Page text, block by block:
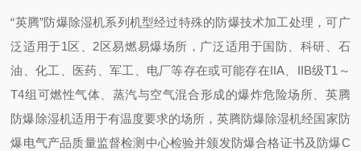
“英腾”防爆除湿机系列机型经过特殊的防爆技术加工处理，可广
泛适用于1区、2区易燃易爆场所，广泛适用于国防、科研、石
油、化工、医药、军工、电厂等存在或可能存在IIA、IIB级T1～
T4组可燃性气体、蒸汽与空气混合形成的爆炸危险场所、英腾
防爆除湿机适用于有温度要求的场所，英腾防爆除湿机经国家防
爆电气产品质量监督检测中心检验并颁发防爆合格证书及防爆C